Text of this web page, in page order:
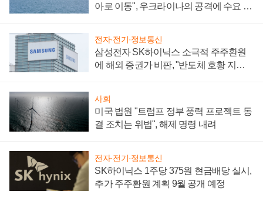
아로 이동", 우크라이나의 공격에 수요 늘
전자·전기·정보통신
삼성전자 SK하이닉스 소극적 주주환원
에 해외 증권가 비판, "반도체 호황 지속
사회
미국 법원 "트럼프 정부 풍력 프로젝트 동
결 조치는 위법", 해제 명령 내려
전자·전기·정보통신
SK하이닉스 1주당 375원 현금배당 실시,
추가 주주환원 계획 9월 공개 예정